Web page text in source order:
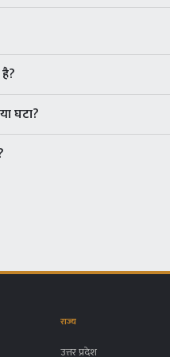
घटा?
राज्य
उत्तर प्रदेश